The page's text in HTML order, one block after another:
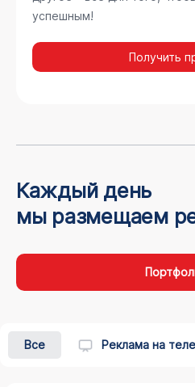
успешным!
Получить
Каждый день
мы размещаем
Все Реклама на